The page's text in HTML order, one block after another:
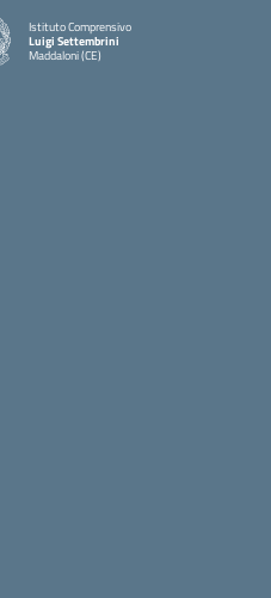
Istituto Comprensivo
Luigi Settembrini
Maddaloni (CE)